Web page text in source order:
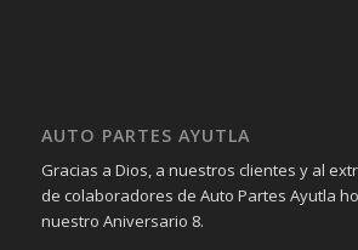
AUTO PARTES AYUTLA
Gracias a Dios, a nuestros clientes y al
de colaboradores de Auto Partes Ayutla
nuestro Aniversario 8.